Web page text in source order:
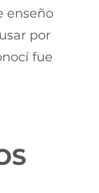
enseño
por
fue